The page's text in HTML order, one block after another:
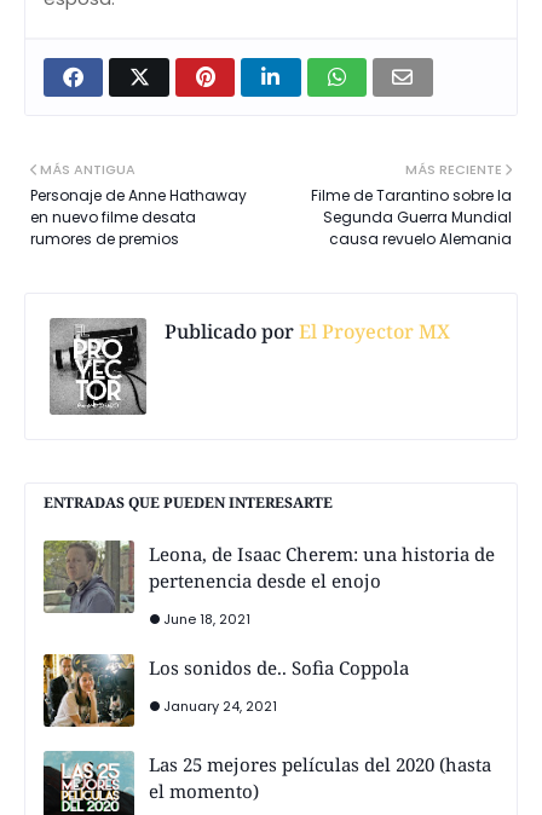
MÁS RECIENTE
Filme de Tarantino sobre la
Segunda Guerra Mundial
causa revuelo Alemania
MÁS ANTIGUA
Personaje de Anne Hathaway
en nuevo filme desata
rumores de premios
Publicado porEl Proyector MX
ENTRADAS QUE PUEDEN INTERESARTE
Leona, de Isaac Cherem: una historia de
pertenencia desde el enojo
June 18, 2021
Los sonidos de.. Sofia Coppola
January 24, 2021
Las 25 mejores películas del 2020 (hasta
el momento)